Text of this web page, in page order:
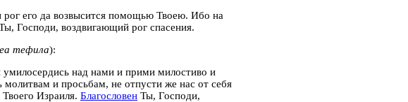
рог его да возвысится помощью Твоею. Ибо на
Господи, воздвигающий рог спасения.
тефила):
над нами и прими милостиво и
и просьбам, не отпусти же нас от себя
Израиля. Благословен Ты, Господи,